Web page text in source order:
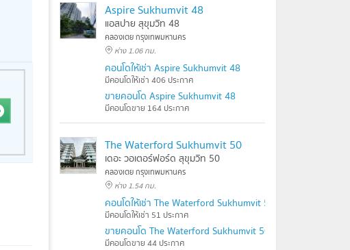
Aspire Sukhumvit 48
แอสปาย สุขุมวิท 48
คลองเตย กรุงเทพมหานคร
ห่าง 1.06 กม.
คอนโดให้เช่า Aspire Sukhumvit 48
มีคอนโดให้เช่า 406 ประกาศ
ขายคอนโด Aspire Sukhumvit 48
มีคอนโดขาย 164 ประกาศ
The Waterford Sukhumvit 50
เดอะ วอเตอร์ฟอร์ด สุขุมวิท 50
คลองเตย กรุงเทพมหานคร
ห่าง 1.54 กม.
คอนโดให้เช่า The Waterford Sukhumvit 50
มีคอนโดให้เช่า 51 ประกาศ
ขายคอนโด The Waterford Sukhumvit 50
มีคอนโดขาย 44 ประกาศ